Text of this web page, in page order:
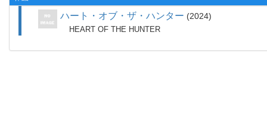
ハート・オブ・ザ・ハンター 2024
HEART OF THE HUNTER